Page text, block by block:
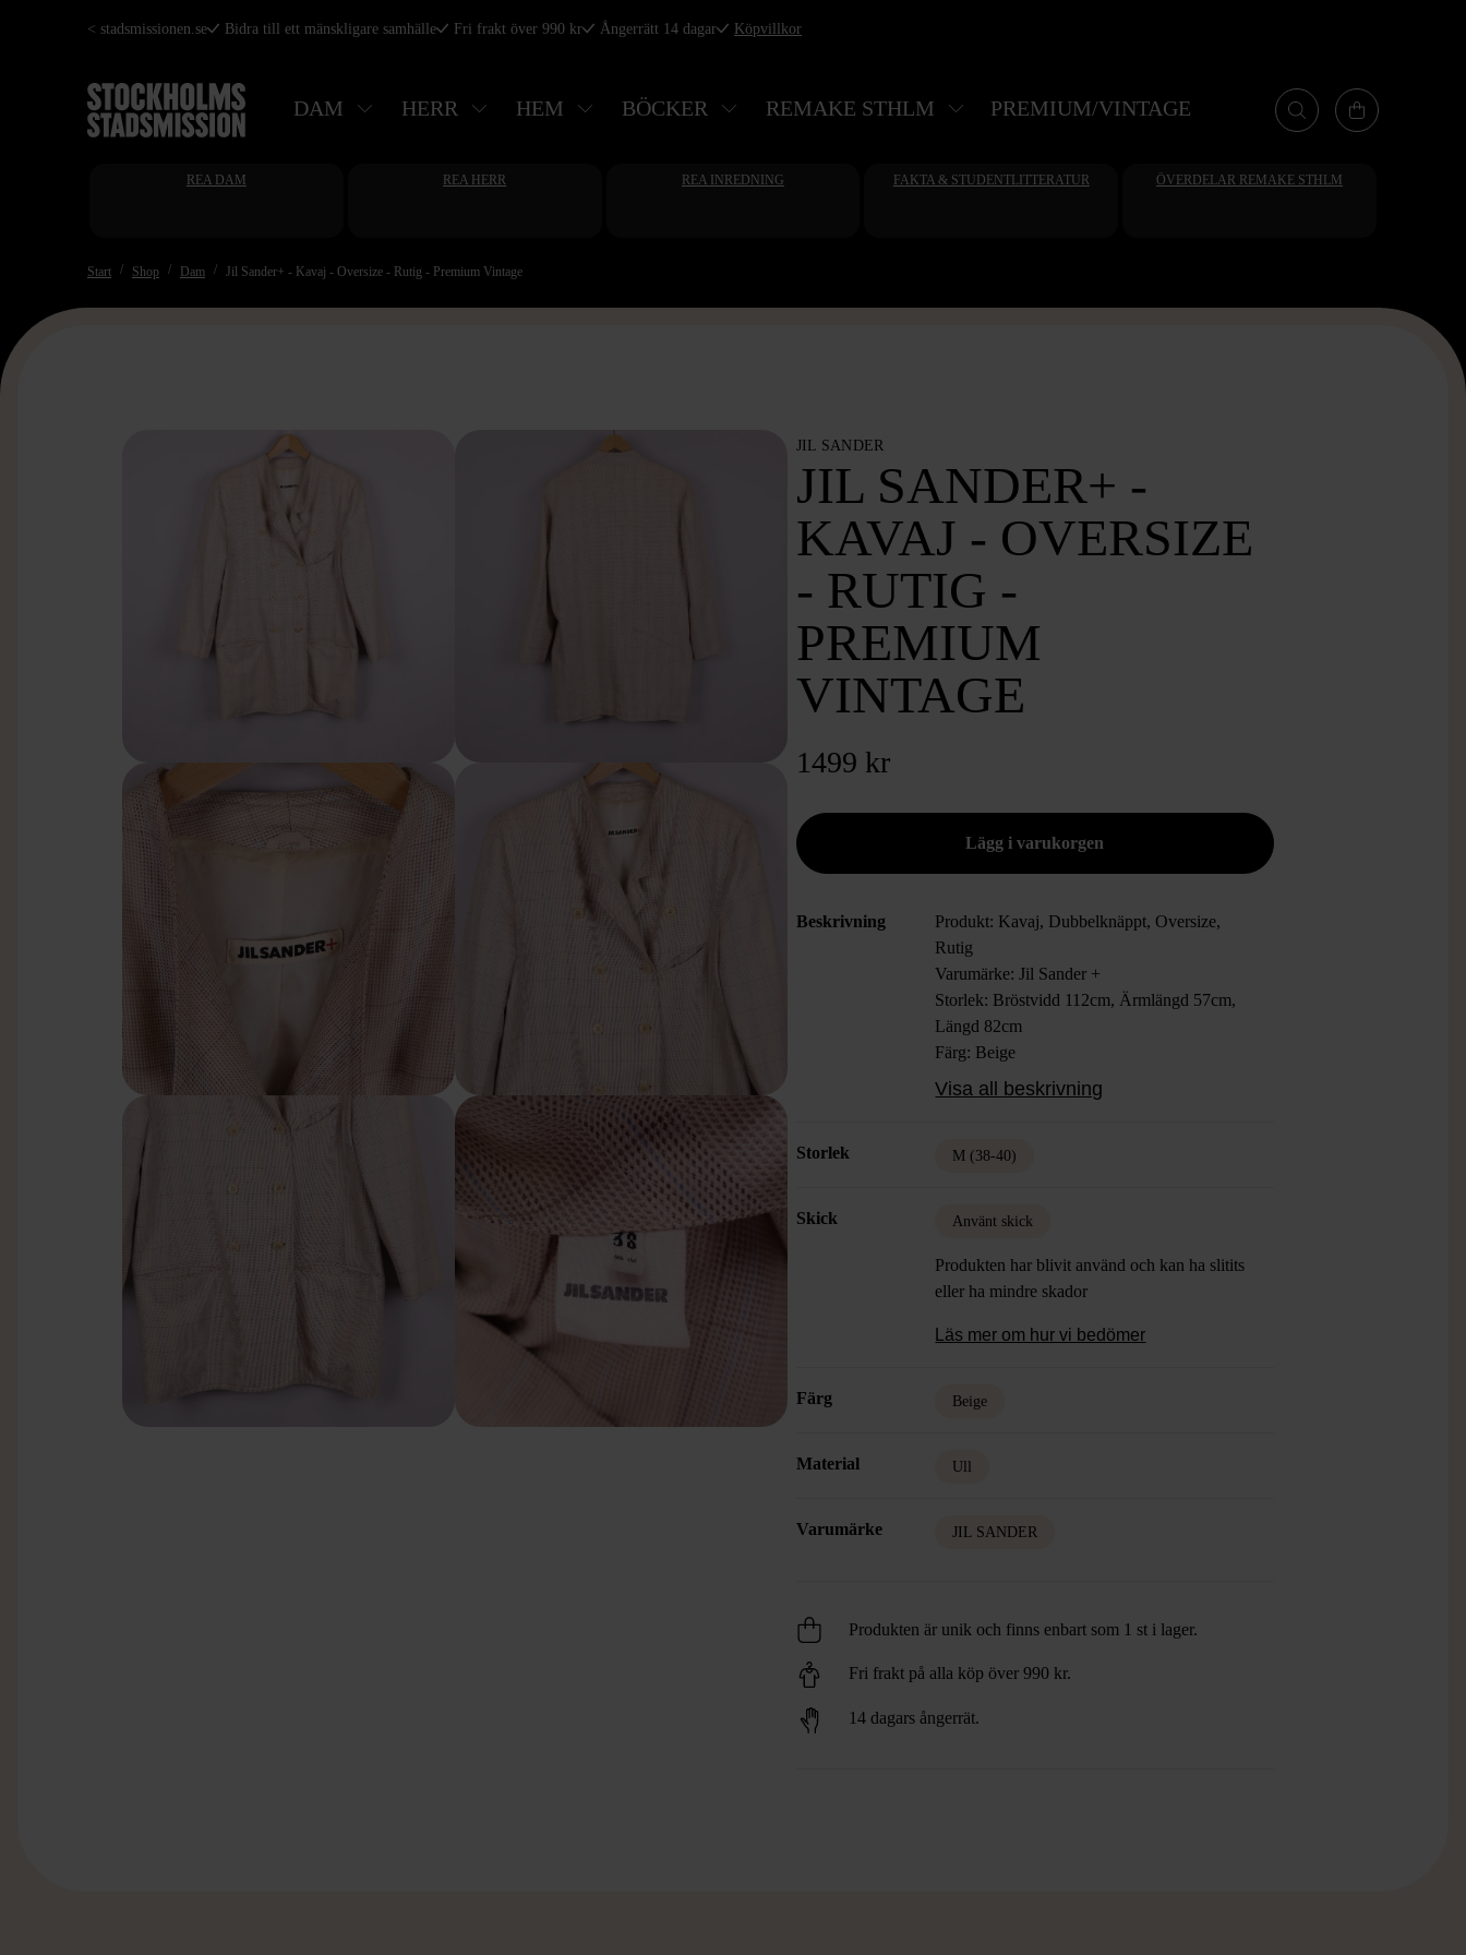
Hoppa
huvudinnehåll
< stadsmissionen.se Bidra till ett mänskligare samhälle Fri frakt över 990 kr Ångerrätt 14 dagar Köpvillkor
DAM HERR HEM BÖCKER REMAKE STHLM PREMIUM/VINTAGE
REA DAM REA HERR REA INREDNING FAKTA & STUDENTLITTERATUR ÖVERDELAR REMAKE STHLM
Start Shop Dam Jil Sander+ - Kavaj - Oversize - Rutig - Premium Vintage
JIL SANDER
JIL SANDER+ -
KAVAJ - OVERSIZE
- RUTIG -
PREMIUM
VINTAGE
1499 kr
Beskrivning
Produkt: Kavaj, Dubbelknäppt, Oversize,
Rutig
Varumärke: Jil Sander +
Storlek: Bröstvidd 112cm, Ärmlängd 57cm,
Längd 82cm
Färg: Beige
Material: 70% Ull, 30% Silke
Skick: Använt Skick, Lite gulnad i krage
Visa all beskrivning
Storlek M (38-40)
Skick Använt skick
Produkten har blivit använd och kan ha slitits
eller ha mindre skador
Läs mer om hur vi bedömer
Färg Beige
Material Ull
Varumärke JIL SANDER
Produkten är unik och finns enbart som 1 st i lager.
Fri frakt på alla köp över 990 kr.
14 dagars ångerrät.